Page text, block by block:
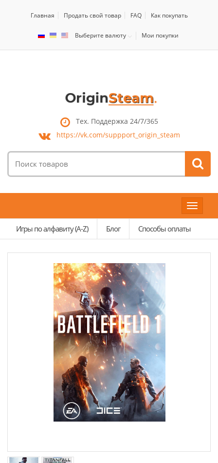
Главная Продать свой товар FAQ Как покупать
Выберите валюту Мои покупки
Тех. Поддержка 24/7/365
https://vk.com/suppport_origin_steam
товаров:
Toggle
Игры по алфавиту (A-Z)
Блог Способы оплаты